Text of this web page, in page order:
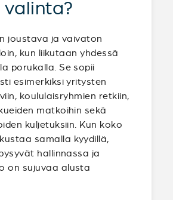
joustava ja vaivaton
kun liikutaan yhdessä
porukalla. Se sopii
esimerkiksi yritysten
koululaisryhmien retkiin,
matkoihin sekä
kuljetuksiin. Kun koko
samalla kyydillä,
hallinnassa ja
on sujuvaa alusta